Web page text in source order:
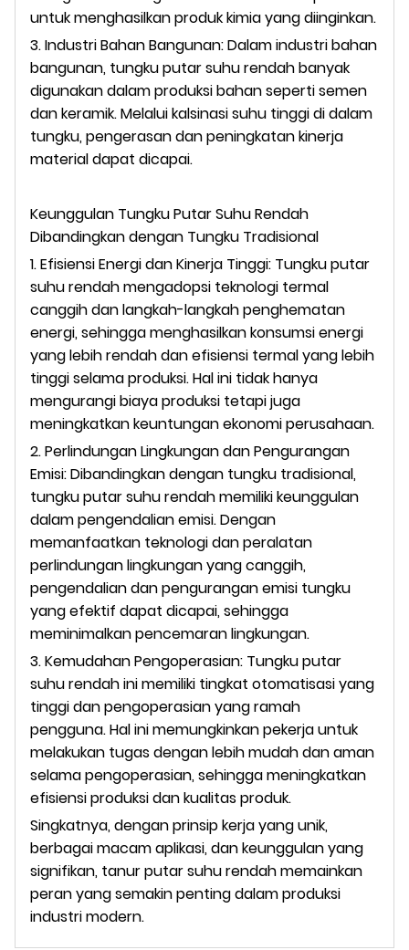
untuk menghasilkan produk kimia yang diinginkan.
3. Industri Bahan Bangunan: Dalam industri bahan
bangunan, tungku putar suhu rendah banyak
digunakan dalam produksi bahan seperti semen
dan keramik. Melalui kalsinasi suhu tinggi di dalam
tungku, pengerasan dan peningkatan kinerja
material dapat dicapai.
Keunggulan Tungku Putar Suhu Rendah
Dibandingkan dengan Tungku Tradisional
1. Efisiensi Energi dan Kinerja Tinggi: Tungku putar
suhu rendah mengadopsi teknologi termal
canggih dan langkah-langkah penghematan
energi, sehingga menghasilkan konsumsi energi
yang lebih rendah dan efisiensi termal yang lebih
tinggi selama produksi. Hal ini tidak hanya
mengurangi biaya produksi tetapi juga
meningkatkan keuntungan ekonomi perusahaan.
2. Perlindungan Lingkungan dan Pengurangan
Emisi: Dibandingkan dengan tungku tradisional,
tungku putar suhu rendah memiliki keunggulan
dalam pengendalian emisi. Dengan
memanfaatkan teknologi dan peralatan
perlindungan lingkungan yang canggih,
pengendalian dan pengurangan emisi tungku
yang efektif dapat dicapai, sehingga
meminimalkan pencemaran lingkungan.
3. Kemudahan Pengoperasian: Tungku putar
suhu rendah ini memiliki tingkat otomatisasi yang
tinggi dan pengoperasian yang ramah
pengguna. Hal ini memungkinkan pekerja untuk
melakukan tugas dengan lebih mudah dan aman
selama pengoperasian, sehingga meningkatkan
efisiensi produksi dan kualitas produk.
Singkatnya, dengan prinsip kerja yang unik,
berbagai macam aplikasi, dan keunggulan yang
signifikan, tanur putar suhu rendah memainkan
peran yang semakin penting dalam produksi
industri modern.